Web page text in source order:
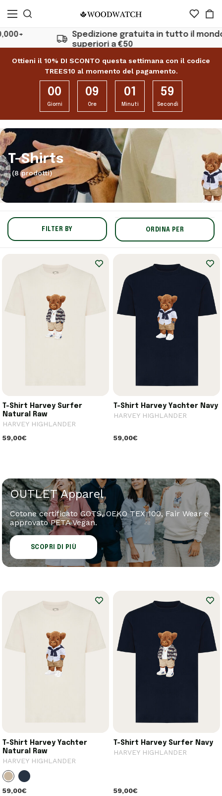
Spedizione gratuita in tutto il mondo per
superiori a €50
Ottieni il 10% DI SCONTO questa settimana con il codice
TREES10 al momento del pagamento.
00
Giorni
09
Ore
01
Minuti
58
Secondi
T-Shirts
(8 prodotti)
FILTER BY ORDINA PER
T-Shirt Harvey Surfer
Natural Raw
HARVEY HIGHLANDER
59,00€
T-Shirt Harvey Yachter Navy
HARVEY HIGHLANDER
59,00€
OUTLET Apparel
Cotone certificato GOTS, OEKO TEX 100, Fair Wear e
approvato PETA Vegan.
SCOPRI DI PIÙ
T-Shirt Harvey Yachter
Natural Raw
HARVEY HIGHLANDER
59,00€
T-Shirt Harvey Surfer Navy
HARVEY HIGHLANDER
59,00€